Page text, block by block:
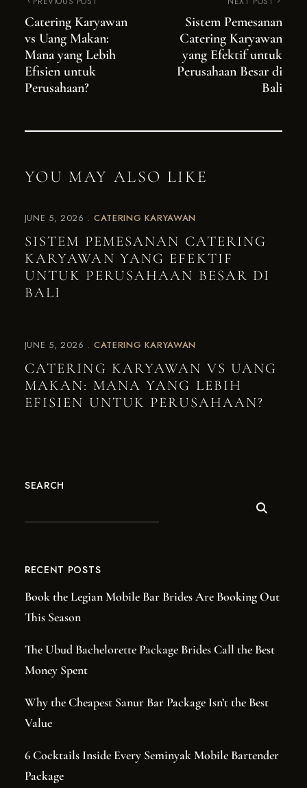
Catering Karyawan
vs Uang Makan:
Mana yang Lebih
Efisien untuk
Perusahaan?
Sistem Pemesanan
Catering Karyawan
yang Efektif untuk
Perusahaan Besar di
Bali
YOU MAY ALSO LIKE
JUNE 5, 2026 CATERING KARYAWAN
SISTEM PEMESANAN CATERING
KARYAWAN YANG EFEKTIF
UNTUK PERUSAHAAN BESAR DI
BALI
JUNE 5, 2026 CATERING KARYAWAN
CATERING KARYAWAN VS UANG
MAKAN: MANA YANG LEBIH
EFISIEN UNTUK PERUSAHAAN?
SEARCH
RECENT POSTS
Book the Legian Mobile Bar Brides Are Booking Out
This Season
The Ubud Bachelorette Package Brides Call the Best
Money Spent
Why the Cheapest Sanur Bar Package Isn’t the Best
Value
6 Cocktails Inside Every Seminyak Mobile Bartender
Package